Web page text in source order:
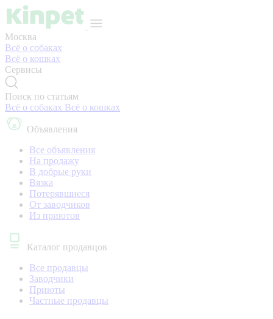
Москва
Всё о собаках
Всё о кошках
Сервисы
Поиск по статьям
Всё о собаках Всё о кошках
Объявления
Все объявления
На продажу
В добрые руки
Вязка
Потерявшиеся
От заводчиков
Из приютов
Каталог продавцов
Все продавцы
Заводчики
Приюты
Частные продавцы